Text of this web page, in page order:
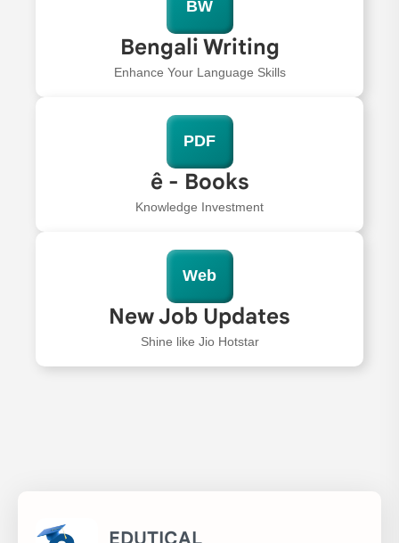
BW
Bengali Writing
Enhance Your Language Skills
PDF
ê - Books
Knowledge Investment
Web
New Job Updates
Shine like Jio Hotstar